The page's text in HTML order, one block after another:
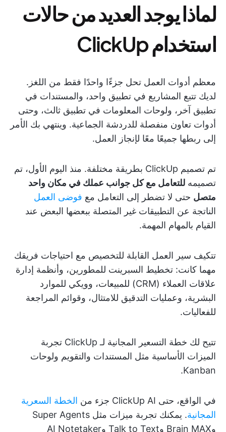
لماذا يوجد العديد من حالات
استخدام ClickUp
معظم أدوات العمل تحل جزءًا واحدًا فقط من اللغز.
لديك تتبع المشاريع في تطبيق واحد، والمستندات في
تطبيق آخر، ولوحات المعلومات في تطبيق ثالث، وحتى
أدوات تعاون منفصلة للدردشة الجماعية. وينتهي بك الأمر
إلى ربطها جميعًا معًا لإنجاز العمل.
تم تصميم ClickUp بطريقة مختلفة. منذ اليوم الأول، تم
تصميمه للتعامل مع كل جوانب عملك في مكان واحد
متصل حتى لا تضطر إلى التعامل مع فوضى العمل
الناتجة عن التطبيقات غير المتصلة ببعضها البعض عند
القيام بالمهام المهمة.
تتكيف سير العمل القابلة للتخصيص مع احتياجات فريقك
مهما كانت: تخطيط السبرينت للمطورين، وأنظمة إدارة
علاقات العملاء (CRM) للمبيعات، وويكي للموارد
البشرية، وعمليات التدقيق للامتثال، وقوائم المراجعة
للفعاليات.
تتيح لك خطة التسعير المجانية لـ ClickUp تجربة
الميزات الأساسية مثل المستندات والتقويم ولوحات
Kanban.
في الواقع، حتى ClickUp AI جزء من
الخطة السعرية
المجانية
. يمكنك تجربة ميزات مثل Super Agents
وBrain MAX وTalk to Text وAI Notetaker